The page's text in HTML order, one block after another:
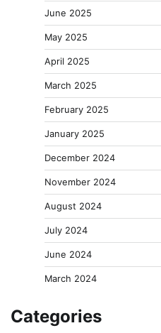
June 2025
May 2025
April 2025
March 2025
February 2025
January 2025
December 2024
November 2024
August 2024
July 2024
June 2024
March 2024
Categories